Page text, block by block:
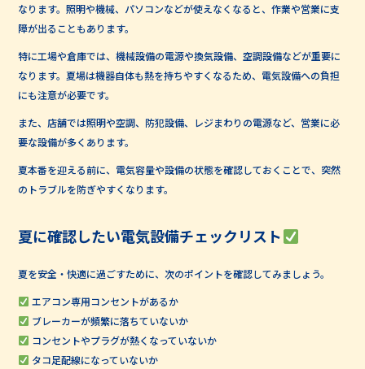
なります。照明や機械、パソコンなどが使えなくなると、作業や営業に支
障が出ることもあります。
特に工場や倉庫では、機械設備の電源や換気設備、空調設備などが重要に
なります。夏場は機器自体も熱を持ちやすくなるため、電気設備への負担
にも注意が必要です。
また、店舗では照明や空調、防犯設備、レジまわりの電源など、営業に必
要な設備が多くあります。
夏本番を迎える前に、電気容量や設備の状態を確認しておくことで、突然
のトラブルを防ぎやすくなります。
夏に確認したい電気設備チェックリスト
夏を安全・快適に過ごすために、次のポイントを確認してみましょう。
エアコン専用コンセントがあるか
ブレーカーが頻繁に落ちていないか
コンセントやプラグが熱くなっていないか
タコ足配線になっていないか